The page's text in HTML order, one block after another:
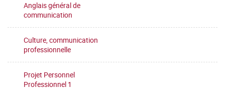
Anglais général de
communication
Culture, communication
professionnelle
Projet Personnel
Professionnel 1